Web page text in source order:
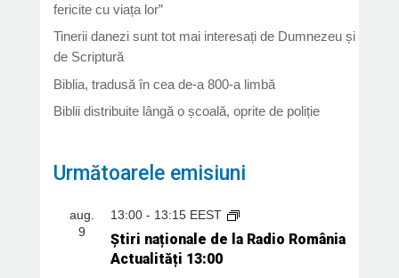
fericite cu viața lor”
Tinerii danezi sunt tot mai interesați de Dumnezeu și
de Scriptură
Biblia, tradusă în cea de-a 800-a limbă
Biblii distribuite lângă o școală, oprite de poliție
Următoarele emisiuni
aug.
9
13:00- 13:15 EEST
Știri naționale de la Radio România
Actualități 13:00